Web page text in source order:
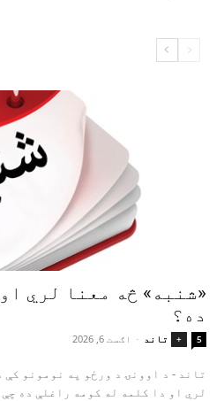
«شنبه» څه معنا لري
ده؟
+ تاند - اګست 6, 2026 5
تاند - د اوونۍ د ورځو په نومونو کې
لري او دا کلمه له کومه راغلې ده چې